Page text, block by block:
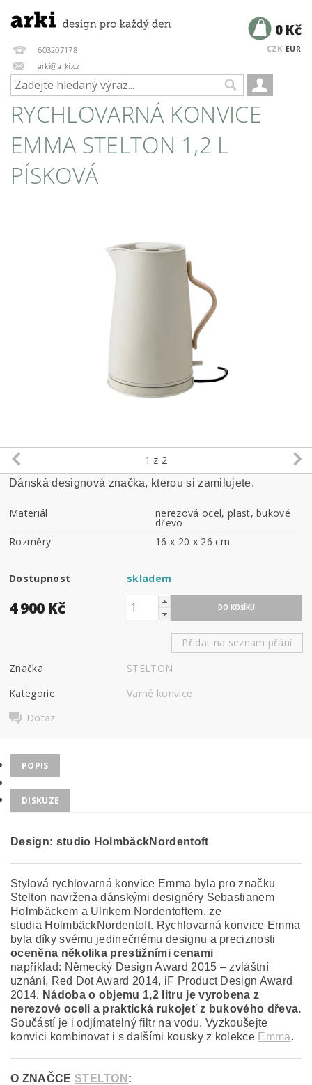
603207178
arki@arki.cz
CZK EUR
0 Kč
RYCHLOVARNÁ KONVICE
EMMA STELTON 1,2 L
PÍSKOVÁ
1 z 2
Dánská designová značka, kterou si zamilujete.
Materiál nerezová ocel, plast, bukové
dřevo
Rozměry
16 x 20 x 26 cm
Dostupnost skladem
4 900 Kč
Přidat na seznam přání
Značka
STELTON
Kategorie
Varné konvice
Dotaz
POPIS
DISKUZE
Design: studio HolmbäckNordentoft
Stylová rychlovarná konvice Emma byla pro značku
Stelton navržena dánskými designéry Sebastianem
Holmbäckem a Ulrikem Nordentoftem, ze
studia HolmbäckNordentoft. Rychlovarná konvice Emma
byla díky svému jedinečnému designu a preciznosti
oceněna několika prestižními cenami
například: Německý Design Award 2015 – zvláštní
uznání, Red Dot Award 2014, iF Product Design Award
2014. Nádoba o objemu 1,2 litru je vyrobena z
nerezové oceli a praktická rukojeť z bukového dřeva.
Součástí je i odjímatelný filtr na vodu. Vyzkoušejte
konvici kombinovat i s dalšími kousky z kolekce Emma.
O ZNAČCE STELTON :